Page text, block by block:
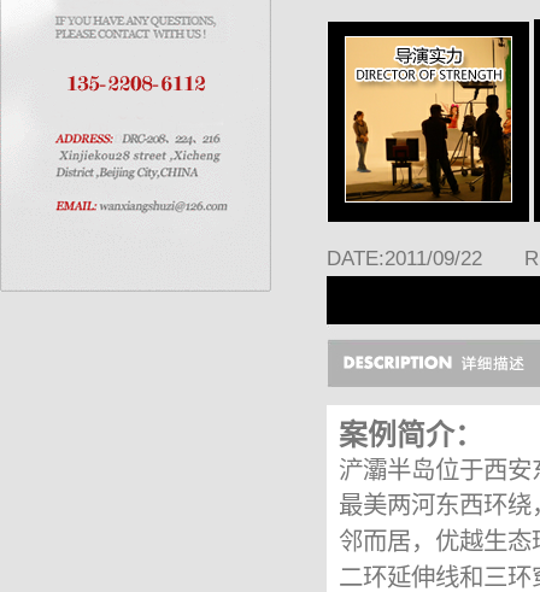
DATE:2011/09/22
案例简介：
浐灞半岛位于西
最美两河东西环
邻而居，优越生
二环延伸线和三